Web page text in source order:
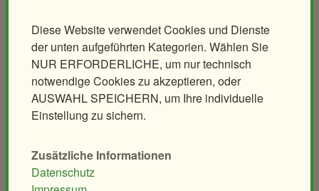
Diese Website verwendet Cookies und Dienste
der unten aufgeführten Kategorien. Wählen Sie
NUR ERFORDERLICHE, um nur technisch
notwendige Cookies zu akzeptieren, oder
AUSWAHL SPEICHERN, um Ihre individuelle
Einstellung zu sichern.
Zusätzliche Informationen
Datenschutz
Exklusives Morgenerlebnis
Polarnacht
Safari Dinner
Ihr individuelles Event
Geburtstagspartys
Tierische Zooreise
Streichelzoo
Spielplätze
Schulen & Kindergärten
Säugetiere